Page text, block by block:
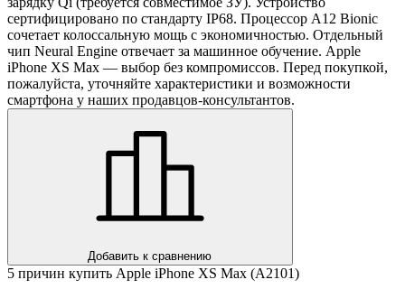
сертифицировано по стандарту IP68. Процессор A12 Bionic
сочетает колоссальную мощь с экономичностью. Отдельный
чип Neural Engine отвечает за машинное обучение. Apple
iPhone XS Max — выбор без компромиссов. Перед покупкой,
пожалуйста, уточняйте характеристики и возможности
смартфона у наших продавцов-консультантов.
Добавить к сравнению
5 причин купить Apple iPhone XS Max (A2101)